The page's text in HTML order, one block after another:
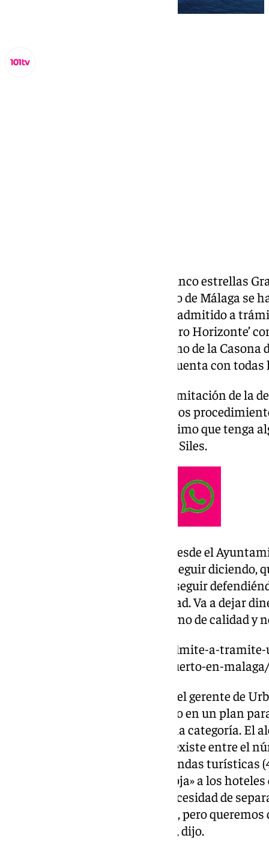
, el hotel de cinco estrellas
en el dique de Levante del Puerto de Málaga se
piedra en el camino. El TSJA ha admitido a
plataforma ‘Defendamos Nuestro Horizonte’
la portavoz del equipo de gobierno de la Casona
ha asegurado que el proyecto «cuenta con
«Se va a iniciar el proceso de tramitación de la
cosa. El TSJA ya ha tumbado otros
Consejo de Ministros será el último que tenga
proyecto», ha señalado Pérez de Siles.
La portavoz ha subrayado que desde el
que siempre han dicho y van a seguir diciendo,
jurídico del proyecto. «Vamos a seguir
nuestras inversiones en la ciudad. Va a dejar
adquisitivo. Queremos un turismo de calidad y
https://www.101tv.es/el-tsja-admite-a-
construccion-de-la-torre-del-puerto-en-malaga/
De hecho, en esta misma línea, el gerente de
explicado que se está trabajando en un plan
y hoteles que no sean de máxima categoría. El
subrayó «la desproporción que existe entre el
(14.000) y las camas de las viviendas turísticas
También le puso la «alfombra roja» a los
importancia del turismo y la necesidad de
turismo. Los turistas no sobran, pero
Málaga no existe turismofobia», dijo.